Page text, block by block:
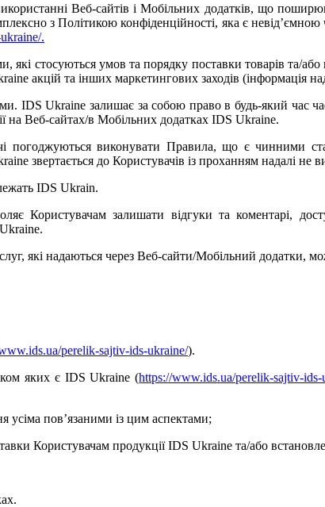
Веб-сайтів і Мобільних додатків, що
з Політикою конфіденційності, яка є
.
стосуються умов та порядку поставки товарів та/
акцій та інших маркетингових заходів (інформація
IDS Ukraine залишає за собою правов будь-який час
на Веб-сайтах/в Мобільних додатках IDS Ukraine.
погоджуються виконувати Правила, що є чинними
звертається до Користувачів із проханням надалі не
IDS Ukrain.
Користувачам залишати відгуки та коментарі,
які надаються через Веб-сайти/Мобільний додатки,
perelik-sajtiv-ids-ukraine/).
яких є IDS Ukraine (https://www.ids.ua/perelik-sajtiv-ids-
усіма пов’язаними із цим аспектами;
Користувачам продукції IDS Ukraine та/або